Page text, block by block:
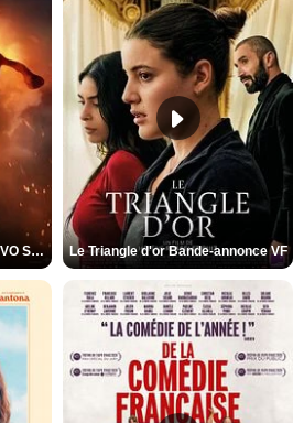
L'Odyssée Bande-annonce VO STFR Le Triangle d'or Bande-annonce VF